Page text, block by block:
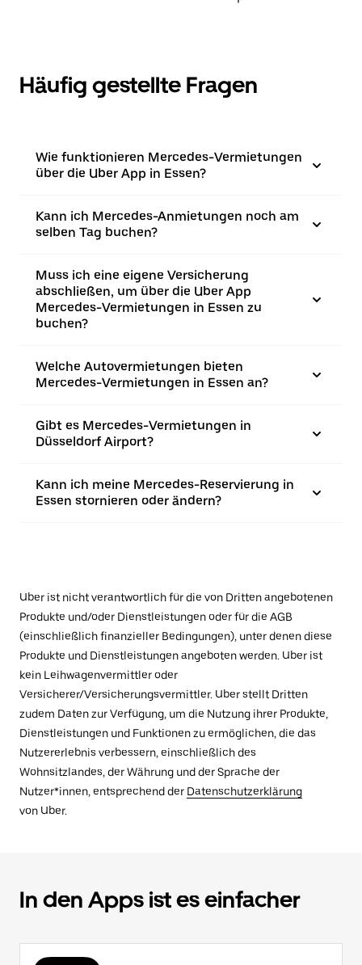
Häufig gestellte Fragen
Wie funktionieren Mercedes-Vermietungen
über die Uber App in Essen?
Kann ich Mercedes-Anmietungen noch am
selben Tag buchen?
Muss ich eine eigene Versicherung
abschließen, um über die Uber App
Mercedes-Vermietungen in Essen zu
buchen?
Welche Autovermietungen bieten
Mercedes-Vermietungen in Essen an?
Gibt es Mercedes-Vermietungen in
Düsseldorf Airport?
Kann ich meine Mercedes-Reservierung in
Essen stornieren oder ändern?
Uber ist nicht verantwortlich für die von Dritten angebotenen
Produkte und/oder Dienstleistungen oder für die AGB
(einschließlich finanzieller Bedingungen), unter denen diese
Produkte und Dienstleistungen angeboten werden. Uber ist
kein Leihwagenvermittler oder
Versicherer/Versicherungsvermittler. Uber stellt Dritten
zudem Daten zur Verfügung, um die Nutzung ihrer Produkte,
Dienstleistungen und Funktionen zu ermöglichen, die das
Nutzererlebnis verbessern, einschließlich des
Wohnsitzlandes, der Währung und der Sprache der
Nutzer*innen, entsprechend der Datenschutzerklärung
von Uber.
In den Apps ist es einfacher